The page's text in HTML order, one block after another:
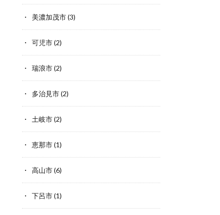
美濃加茂市(3)
可児市(2)
瑞浪市(2)
多治見市(2)
土岐市(2)
恵那市(1)
高山市(6)
下呂市(1)